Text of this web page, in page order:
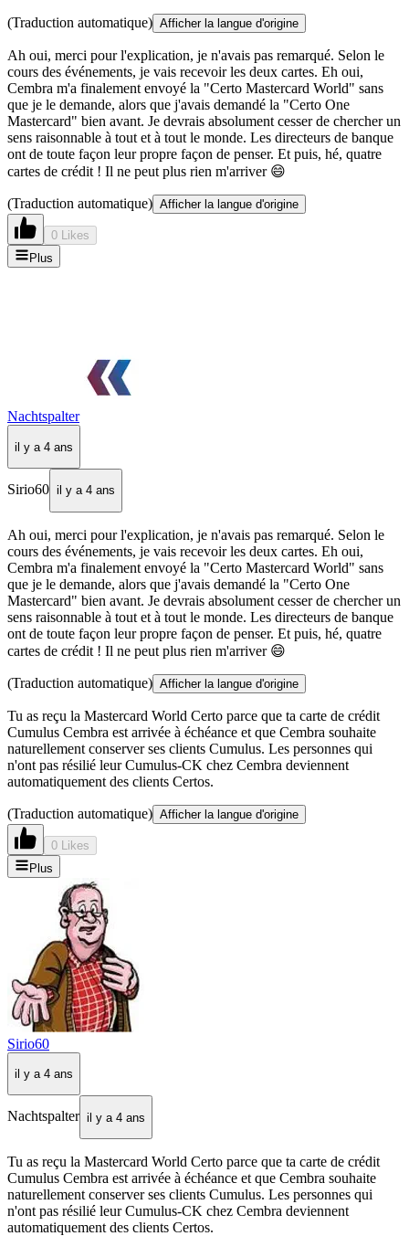
(Traduction automatique) Afficher la langue d'origine
Ah oui, merci pour l'explication, je n'avais pas remarqué. Selon le
cours des événements, je vais recevoir les deux cartes. Eh oui,
Cembra m'a finalement envoyé la "Certo Mastercard World" sans
que je le demande, alors que j'avais demandé la "Certo One
Mastercard" bien avant. Je devrais absolument cesser de chercher un
sens raisonnable à tout et à tout le monde. Les directeurs de banque
ont de toute façon leur propre façon de penser. Et puis, hé, quatre
cartes de crédit ! Il ne peut plus rien m'arriver 😄
(Traduction automatique) Afficher la langue d'origine
0 Likes
Plus
Nachtspalter
il y a 4 ans
Sirio60 il y a 4 ans
Ah oui, merci pour l'explication, je n'avais pas remarqué. Selon le
cours des événements, je vais recevoir les deux cartes. Eh oui,
Cembra m'a finalement envoyé la "Certo Mastercard World" sans
que je le demande, alors que j'avais demandé la "Certo One
Mastercard" bien avant. Je devrais absolument cesser de chercher un
sens raisonnable à tout et à tout le monde. Les directeurs de banque
ont de toute façon leur propre façon de penser. Et puis, hé, quatre
cartes de crédit ! Il ne peut plus rien m'arriver 😄
(Traduction automatique) Afficher la langue d'origine
Tu as reçu la Mastercard World Certo parce que ta carte de crédit
Cumulus Cembra est arrivée à échéance et que Cembra souhaite
naturellement conserver ses clients Cumulus. Les personnes qui
n'ont pas résilié leur Cumulus-CK chez Cembra deviennent
automatiquement des clients Certos.
(Traduction automatique) Afficher la langue d'origine
0 Likes
Plus
Sirio60
il y a 4 ans
Nachtspalter il y a 4 ans
Tu as reçu la Mastercard World Certo parce que ta carte de crédit
Cumulus Cembra est arrivée à échéance et que Cembra souhaite
naturellement conserver ses clients Cumulus. Les personnes qui
n'ont pas résilié leur Cumulus-CK chez Cembra deviennent
automatiquement des clients Certos.